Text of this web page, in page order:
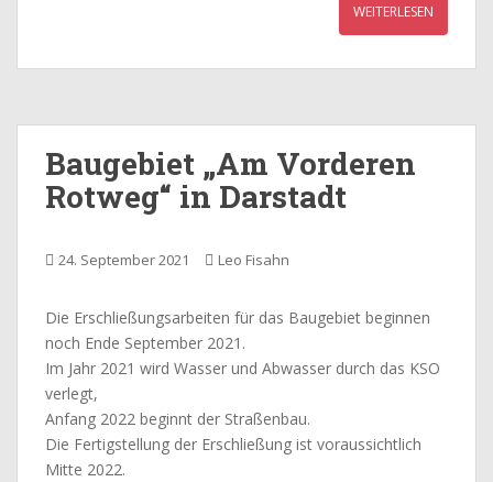
WEITERLESEN
Baugebiet „Am Vorderen
Rotweg“ in Darstadt
24. September 2021 Leo Fisahn
Die Erschließungsarbeiten für das Baugebiet beginnen
noch Ende September 2021.
Im Jahr 2021 wird Wasser und Abwasser durch das KSO
verlegt,
Anfang 2022 beginnt der Straßenbau.
Die Fertigstellung der Erschließung ist voraussichtlich
Mitte 2022.